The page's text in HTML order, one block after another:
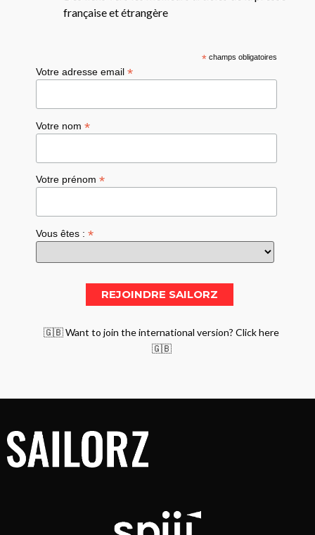
française et étrangère
*champs obligatoires
Votre adresse email*
Votre nom*
Votre prénom*
Vous êtes :*
🇬🇧 Want to join the international version? Click here
🇬🇧